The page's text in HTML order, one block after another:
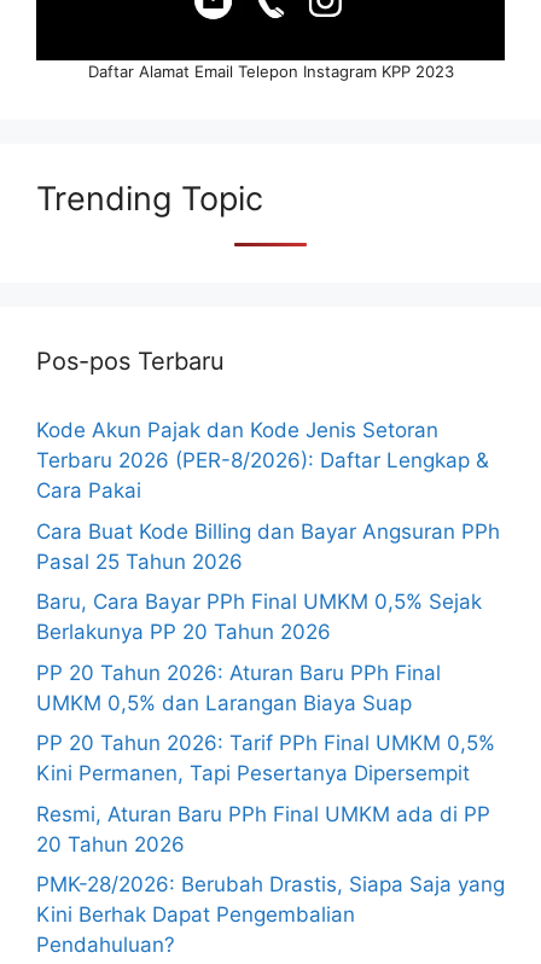
Daftar Alamat Email Telepon Instagram KPP 2023
Trending Topic
Pos-pos Terbaru
Kode Akun Pajak dan Kode Jenis Setoran
Terbaru 2026 (PER-8/2026): Daftar Lengkap &
Cara Pakai
Cara Buat Kode Billing dan Bayar Angsuran PPh
Pasal 25 Tahun 2026
Baru, Cara Bayar PPh Final UMKM 0,5% Sejak
Berlakunya PP 20 Tahun 2026
PP 20 Tahun 2026: Aturan Baru PPh Final
UMKM 0,5% dan Larangan Biaya Suap
PP 20 Tahun 2026: Tarif PPh Final UMKM 0,5%
Kini Permanen, Tapi Pesertanya Dipersempit
Resmi, Aturan Baru PPh Final UMKM ada di PP
20 Tahun 2026
PMK-28/2026: Berubah Drastis, Siapa Saja yang
Kini Berhak Dapat Pengembalian
Pendahuluan?